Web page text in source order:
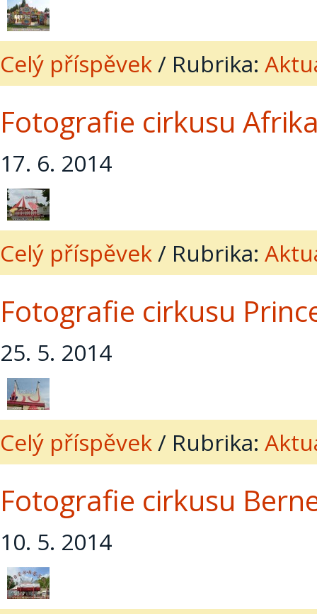
Celý příspěvek/ Rubrika:
Fotografie cirkusu
17. 6. 2014
Celý příspěvek/ Rubrika:
Fotografie cirkusu
25. 5. 2014
Celý příspěvek/ Rubrika:
Fotografie cirkusu
10. 5. 2014